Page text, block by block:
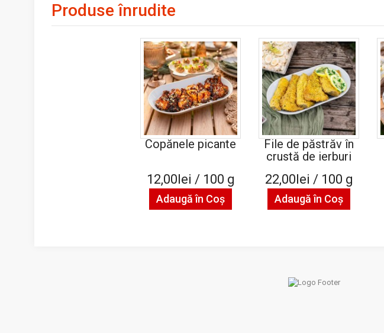
Produse înrudite
Copănele picante
12,00lei / 100 g
Adaugă în Coş
File de păstrăv în
crustă de ierburi
22,00lei / 100 g
Adaugă în Coş